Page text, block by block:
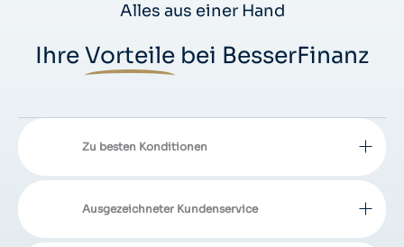
Alles aus einer Hand
IhreVorteile bei BesserFinanz
Zu besten Konditionen
Ausgezeichneter Kundenservice